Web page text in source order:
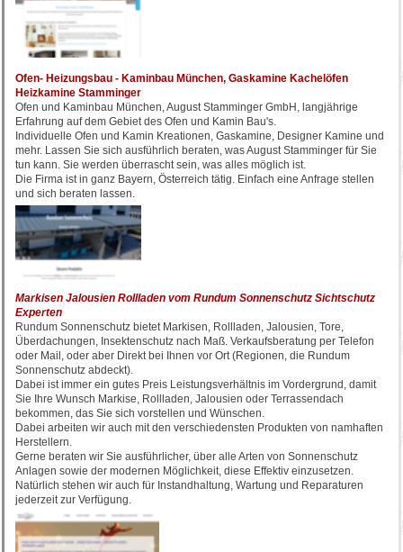
Ofen- Heizungsbau - Kaminbau München, Gaskamine Kachelöfen
Heizkamine Stamminger
Ofen und Kaminbau München, August Stamminger GmbH, langjährige
Erfahrung auf dem Gebiet des Ofen und Kamin Bau's.
Individuelle Ofen und Kamin Kreationen, Gaskamine, Designer Kamine und
mehr. Lassen Sie sich ausführlich beraten, was August Stamminger für Sie
tun kann. Sie werden überrascht sein, was alles möglich ist.
Die Firma ist in ganz Bayern, Österreich tätig. Einfach eine Anfrage stellen
und sich beraten lassen.
Markisen Jalousien Rollladen vom Rundum Sonnenschutz Sichtschutz
Experten
Rundum Sonnenschutz bietet Markisen, Rollladen, Jalousien, Tore,
Überdachungen, Insektenschutz nach Maß. Verkaufsberatung per Telefon
oder Mail, oder aber Direkt bei Ihnen vor Ort (Regionen, die Rundum
Sonnenschutz abdeckt).
Dabei ist immer ein gutes Preis Leistungsverhältnis im Vordergrund, damit
Sie Ihre Wunsch Markise, Rollladen, Jalousien oder Terrassendach
bekommen, das Sie sich vorstellen und Wünschen.
Dabei arbeiten wir auch mit den verschiedensten Produkten von namhaften
Herstellern.
Gerne beraten wir Sie ausführlicher, über alle Arten von Sonnenschutz
Anlagen sowie der modernen Möglichkeit, diese Effektiv einzusetzen.
Natürlich stehen wir auch für Instandhaltung, Wartung und Reparaturen
jederzeit zur Verfügung.